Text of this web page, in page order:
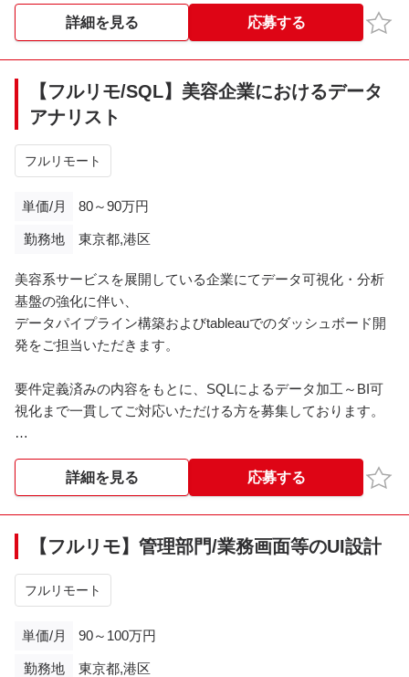
詳細を見る 応募する お気
【フルリモ/SQL】美容企業におけるデータ
アナリスト
フルリモート
単価/月 80～90万円
勤務地 東京都,港区
美容系サービスを展開している企業にてデータ可視化・分析
基盤の強化に伴い、
データパイプライン構築およびtableauでのダッシュボード開
発をご担当いただきます。
要件定義済みの内容をもとに、SQLによるデータ加工～BI可
視化まで一貫してご対応いただける方を募集しております。
・BigQueryを用いたデータ抽出・加工（SQL開発）
・ETL／ELTパイプラインの設計・構築
・Tableauダッシュボードの設計・開発
・施策モニタリング用データ基盤の構築
・既存データ基盤の改善・パフォーマンス最適化
・AIツールを活用したSQL開発・品質向上
詳細を見る 応募する お気
【フルリモ】管理部門/業務画面等のUI設計
フルリモート
単価/月 90～100万円
勤務地 東京都,港区